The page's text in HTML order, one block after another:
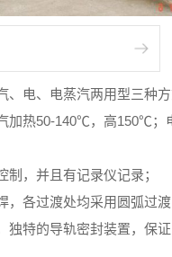
、电、电蒸汽两用型三种方
加热50-140℃，高150℃；
制，并且有记录仪记录；
，各过渡处均采用圆弧过渡
独特的导轨密封装置，保